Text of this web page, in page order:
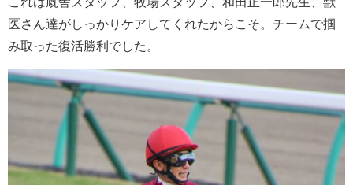
医さん達がしっかりケアしてくれたからこそ。チームで掴
み取った復活勝利でした。